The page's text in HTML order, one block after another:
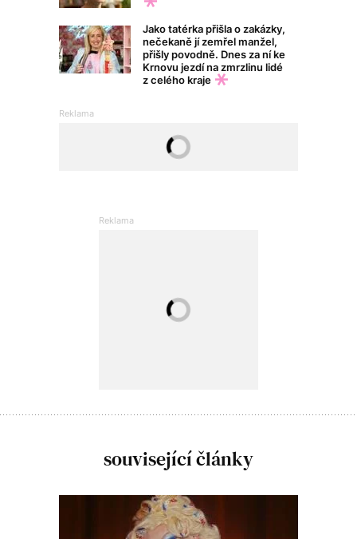
Jako tatérka přišla o zakázky,
nečekaně jí zemřel manžel,
přišly povodně. Dnes za ní ke
Krnovu jezdí na zmrzlinu lidé
z celého kraje
související články